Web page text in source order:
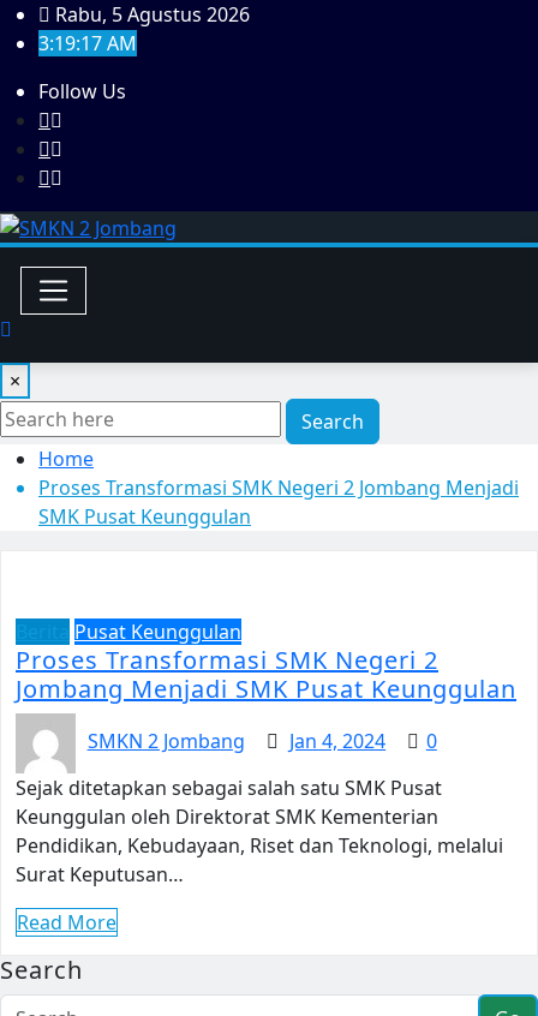
Skip
to
Rabu, 5 Agustus 2026
3:19:18 AM
Follow Us
×
Search
Home
Proses Transformasi SMK Negeri 2 Jombang Menjadi
SMK Pusat Keunggulan
Pusat Keunggulan
Proses Transformasi SMK Negeri 2
Jombang Menjadi SMK Pusat Keunggulan
SMKN 2 Jombang Jan 4, 2024
0
Sejak ditetapkan sebagai salah satu SMK Pusat
Keunggulan oleh Direktorat SMK Kementerian
Pendidikan, Kebudayaan, Riset dan Teknologi, melalui
Surat Keputusan…
Read More
Search